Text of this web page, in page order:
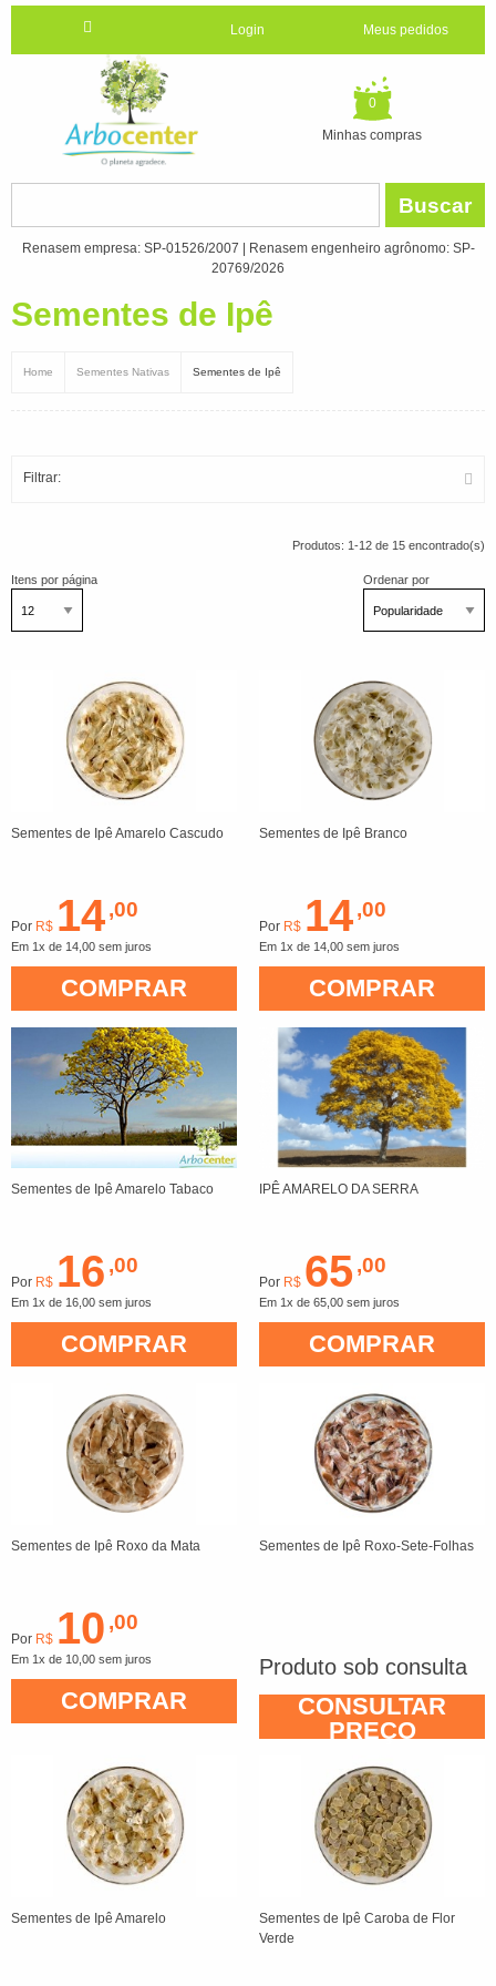
Login Meus pedidos
0
Minhas compras
Buscar
Renasem empresa: SP-01526/2007 | Renasem engenheiro agrônomo: SP-
20769/2026
Sementes de Ipê
Home Sementes Nativas Sementes de Ipê
Filtrar:
Produtos: 1-12 de 15 encontrado(s)
Itens por página Ordenar por
Sementes de Ipê Amarelo Cascudo
Por R$ 14,00
Em 1x de 14,00 sem juros
COMPRAR
Sementes de Ipê Branco
Por R$ 14,00
Em 1x de 14,00 sem juros
COMPRAR
Sementes de Ipê Amarelo Tabaco
Por R$ 16 ,00
Em 1x de 16,00 sem juros
COMPRAR
IPÊ AMARELO DA SERRA
Por R$ 65,00
Em 1x de 65,00 sem juros
COMPRAR
Sementes de Ipê Roxo da Mata
Por R$ 10 ,00
Em 1x de 10,00 sem juros
COMPRAR
Sementes de Ipê Roxo-Sete-Folhas
Produto sob consulta
CONSULTAR
PREÇO
Sementes de Ipê Amarelo
Sementes de Ipê Caroba de Flor
Verde